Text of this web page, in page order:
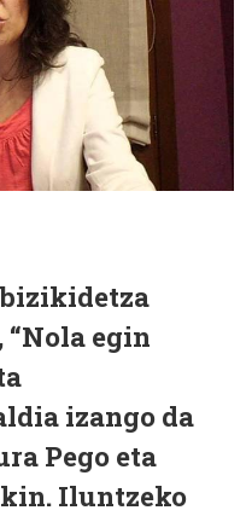
egin
izango da
Pego eta
Iluntzeko